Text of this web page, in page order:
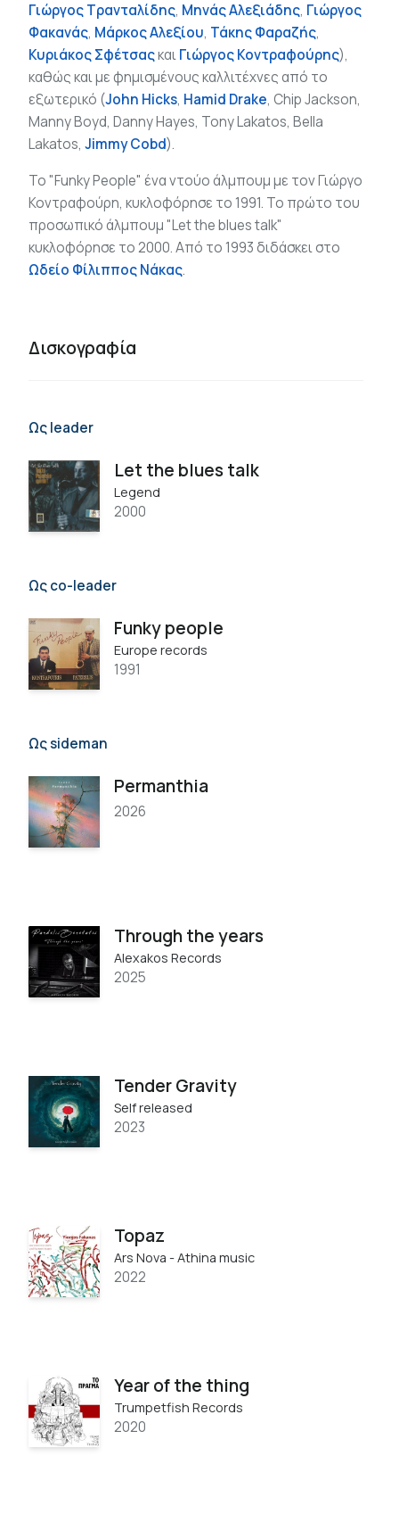
Γιώργος Τρανταλίδης, Μηνάς Αλεξιάδης, Γιώργος
Φακανάς, Μάρκος Αλεξίου, Τάκης Φαραζής,
Κυριάκος ΣφέτσαςκαιΓιώργος Κοντραφούρης),
καθώς και με φημισμένους καλλιτέχνες από το
εξωτερικό (John Hicks, Hamid Drake, Chip Jackson,
Manny Boyd, Danny Hayes, Tony Lakatos, Bella
Lakatos, Jimmy Cobd).
Το "Funky People" ένα ντούο άλμπουμ με τον Γιώργο
Κοντραφούρη, κυκλοφόρησε το 1991. Το πρώτο του
προσωπικό άλμπουμ "Let the blues talk"
κυκλοφόρησε το 2000. Από το 1993 διδάσκει στο
Ωδείο Φίλιππος Νάκας.
Δισκογραφία
Ως leader
Let the blues talk
Legend
2000
Ως co-leader
Funky people
Europe records
1991
Ως sideman
Permanthia
2026
Through the years
Alexakos Records
2025
Tender Gravity
Self released
2023
Topaz
Ars Nova - Athina music
2022
Year of the thing
Trumpetfish Records
2020